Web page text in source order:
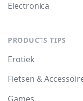
Electronica
PRODUCTS TIPS
Erotiek
Fietsen &
Games